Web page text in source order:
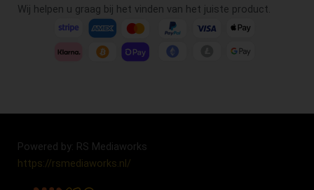
Wij helpen u graag bij het vinden van het juiste product.
Powered by: RS Mediaworks
https://rsmediaworks.nl/